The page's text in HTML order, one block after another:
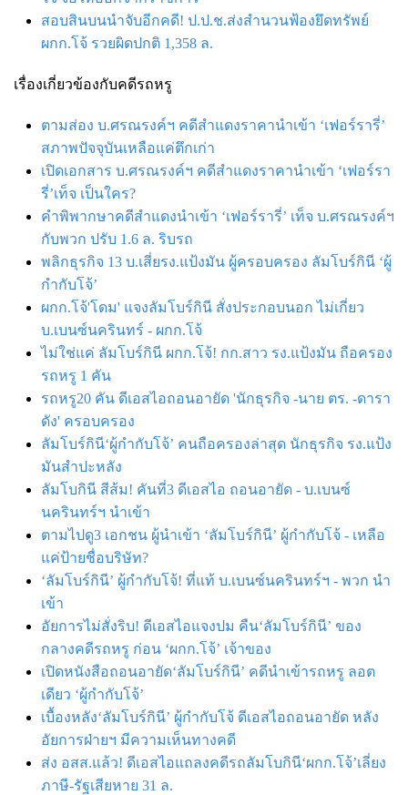
สอบสินบนนำจับอีกคดี! ป.ป.ช.ส่งสำนวนฟ้องยึดทรัพย์
ผกก.โจ้ รวยผิดปกติ 1,358 ล.
เรื่องเกี่ยวข้องกับคดีรถหรู
ตามส่อง บ.ศรณรงค์ฯ คดีสำแดงราคานำเข้า ‘เฟอร์รารี่’
สภาพปัจจุบันเหลือแค่ตึกเก่า
เปิดเอกสาร บ.ศรณรงค์ฯ คดีสำแดงราคานำเข้า ‘เฟอร์รา
รี่’เท็จ เป็นใคร?
คำพิพากษาคดีสำแดงนำเข้า ‘เฟอร์รารี่’ เท็จ บ.ศรณรงค์ฯ
กับพวก ปรับ 1.6 ล. ริบรถ
พลิกธุรกิจ 13 บ.เสี่ยรง.แป้งมัน ผู้ครอบครอง ลัมโบร์กินี ‘ผู้
กำกับโจ้’
ผกก.โจ้'โดม' แจงลัมโบร์กินี สั่งประกอบนอก ไม่เกี่ยว
บ.เบนซ์นครินทร์ - ผกก.โจ้
ไม่ใช่แค่ ลัมโบร์กินี ผกก.โจ้! กก.สาว รง.แป้งมัน ถือครอง
รถหรู 1 คัน
รถหรู20 คัน ดีเอสไอถอนอายัด 'นักธุรกิจ -นาย ตร. -ดารา
ดัง' ครอบครอง
ลัมโบร์กินี‘ผู้กำกับโจ้’ คนถือครองล่าสุด นักธุรกิจ รง.แป้ง
มันสำปะหลัง
ลัมโบกินี สีส้ม! คันที่3 ดีเอสไอ ถอนอายัด - บ.เบนซ์
นครินทร์ฯ นำเข้า
ตามไปดู3 เอกชน ผู้นำเข้า ‘ลัมโบร์กินี’ ผู้กำกับโจ้ - เหลือ
แค่ป้ายชื่อบริษัท?
‘ลัมโบร์กินี’ ผู้กำกับโจ้! ที่แท้ บ.เบนซ์นครินทร์ฯ - พวก นำ
เข้า
อัยการไม่สั่งริบ! ดีเอสไอแจงปม คืน‘ลัมโบร์กินี’ ของ
กลางคดีรถหรู ก่อน ‘ผกก.โจ้’ เจ้าของ
เปิดหนังสือถอนอายัด‘ลัมโบร์กินี’ คดีนำเข้ารถหรู ลอต
เดียว ‘ผู้กำกับโจ้’
เบื้องหลัง‘ลัมโบร์กินี’ ผู้กำกับโจ้ ดีเอสไอถอนอายัด หลัง
อัยการฝ่ายฯ มีความเห็นทางคดี
ส่ง อสส.แล้ว! ดีเอสไอแถลงคดีรถลัมโบกินี‘ผกก.โจ้’เลี่ยง
ภาษี-รัฐเสียหาย 31 ล.